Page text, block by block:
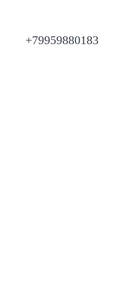
+79959880183